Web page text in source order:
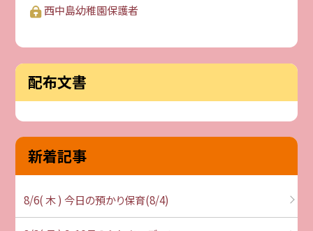
西中島幼稚園保護者
配布文書
新着記事
8/6( 木 ) 今日の預かり保育(8/4)